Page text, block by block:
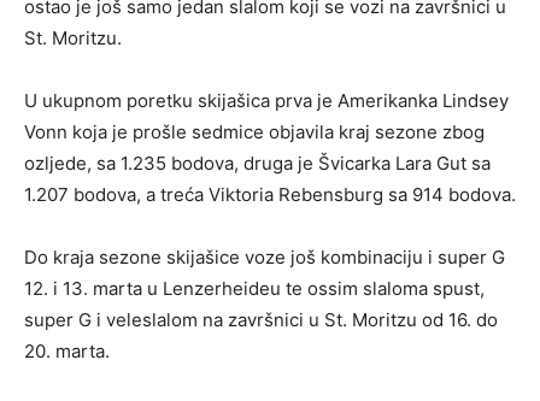
ostao je još samo jedan slalom koji se vozi na završnici u
St. Moritzu.
U ukupnom poretku skijašica prva je Amerikanka Lindsey
Vonn koja je prošle sedmice objavila kraj sezone zbog
ozljede, sa 1.235 bodova, druga je Švicarka Lara Gut sa
1.207 bodova, a treća Viktoria Rebensburg sa 914 bodova.
Do kraja sezone skijašice voze još kombinaciju i super G
12. i 13. marta u Lenzerheideu te ossim slaloma spust,
super G i veleslalom na završnici u St. Moritzu od 16. do
20. marta.